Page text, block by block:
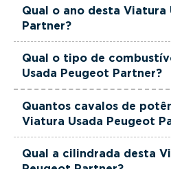
quilómetros reais
de uma equipa de gestores
pronta a ajudá-lo a
melhor se adapta às suas
orçamento.
actualmente 53000 km.
Qual o ano desta Viatura
Partner?
Qual o tipo de
Usada Peugeot Partner?
equipada com uma
Quantos cavalos de
Viatura Usada Peugeot
cavalos de potência.
Qual a cilindrada desta